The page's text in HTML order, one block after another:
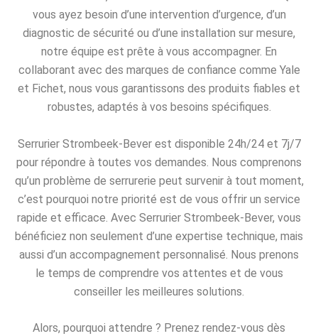
vous ayez besoin d’une intervention d’urgence, d’un
diagnostic de sécurité ou d’une installation sur mesure,
notre équipe est prête à vous accompagner. En
collaborant avec des marques de confiance comme Yale
et Fichet, nous vous garantissons des produits fiables et
robustes, adaptés à vos besoins spécifiques.
Serrurier Strombeek-Bever est disponible 24h/24 et 7j/7
pour répondre à toutes vos demandes. Nous comprenons
qu’un problème de serrurerie peut survenir à tout moment,
c’est pourquoi notre priorité est de vous offrir un service
rapide et efficace. Avec Serrurier Strombeek-Bever, vous
bénéficiez non seulement d’une expertise technique, mais
aussi d’un accompagnement personnalisé. Nous prenons
le temps de comprendre vos attentes et de vous
conseiller les meilleures solutions.
Alors, pourquoi attendre ? Prenez rendez-vous dès